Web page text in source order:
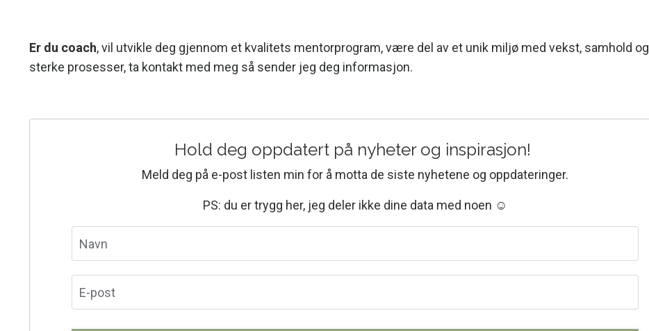
Er du coach, vil utvikle deg gjennom et kvalitets mentorprogram, være del av et unik miljø med vekst, samhold og
sterke prosesser,ta kontakt med meg så sender jeg deg informasjon.
Hold deg oppdatert på nyheter og inspirasjon!
Meld deg på e-post listen min for å motta de siste nyhetene og oppdateringer.
PS: du er trygg her, jeg deler ikke dine data med noen ☺️